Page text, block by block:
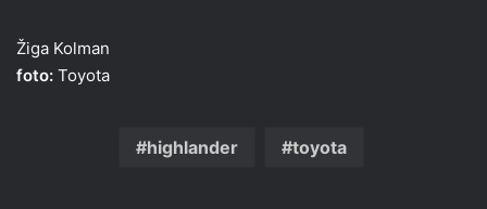
Žiga Kolman
foto: Toyota
highlander toyota